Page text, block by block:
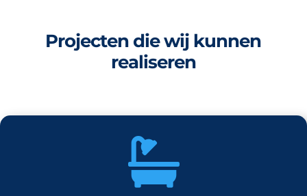
Projecten die wij kunnen
realiseren
